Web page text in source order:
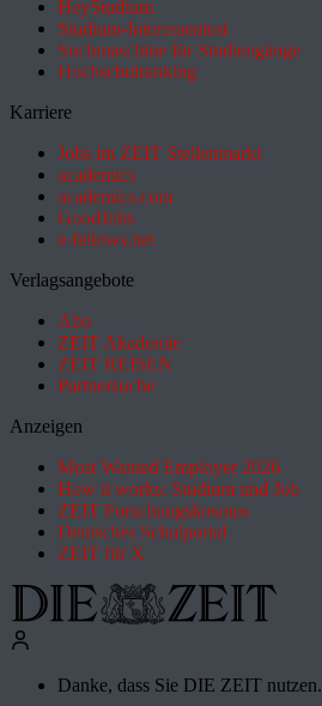
HeyStudium
Studium-Interessentest
Suchmaschine für Studiengänge
Hochschulranking
Karriere
Jobs im ZEIT Stellenmarkt
academics
academics.com
GoodJobs
e-fellows.net
Verlagsangebote
Abo
ZEIT Akademie
ZEIT REISEN
Partnersuche
Anzeigen
Most Wanted Employer 2026
How it works: Studium und Job
ZEIT Forschungskosmos
Deutsches Schulportal
ZEIT für X
Danke, dass Sie DIE ZEIT nutzen.